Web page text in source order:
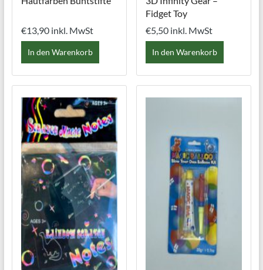
€13,90 inkl. MwSt
In den Warenkorb
Fidget Toy
€5,50 inkl. MwSt
In den Warenkorb